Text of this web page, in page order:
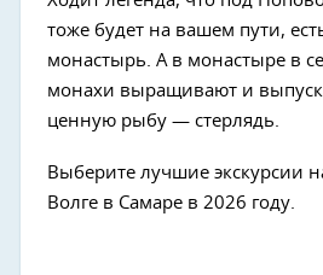
тоже будет на вашем пути,
монастырь. А в монастыре в
монахи выращивают и
ценную рыбу — стерлядь.
Выберите лучшие экскурсии
Волге в Самаре в 2026 году.